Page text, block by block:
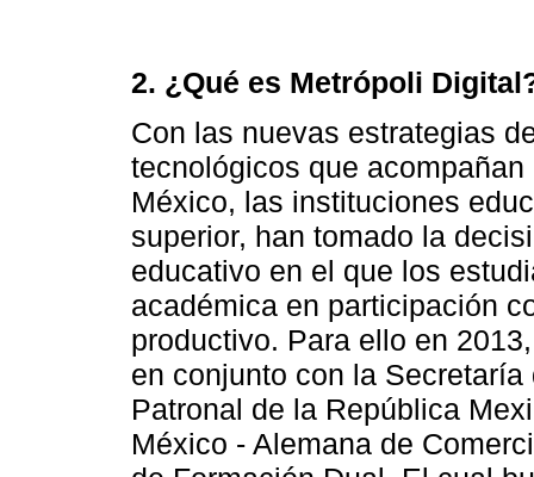
2. ¿Qué es Metrópoli
Con las nuevas estrategias
tecnológicos que
México, las instituciones
superior, han tomado la
educativo en el que los
académica en participación
productivo. Para ello en
en conjunto con la
Patronal de la República
México - Alemana de